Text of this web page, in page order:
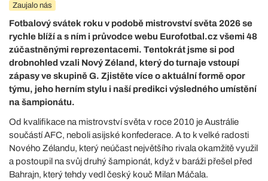
Zaujalo nás
Fotbalový svátek roku v podobě mistrovství světa 2026 se
rychle blíží a s ním i průvodce webu Eurofotbal.cz všemi 48
zúčastněnými reprezentacemi. Tentokrát jsme si pod
drobnohled vzali Nový Zéland, který do turnaje vstoupí
zápasy ve skupině G. Zjistěte více o aktuální formě opor
týmu, jeho herním stylu i naší predikci výsledného umístění
na šampionátu.
Od kvalifikace na mistrovství světa v roce 2010 je Austrálie
součástí AFC, neboli asijské konfederace. A to k velké radosti
Nového Zélandu, který neúčast největšího rivala okamžitě využil
a postoupil na svůj druhý šampionát, když v baráži přešel před
Bahrajn, který tehdy vedl český kouč Milan Máčala.